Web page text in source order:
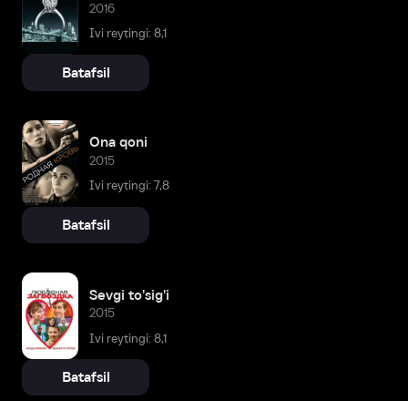
2016
Ivi reytingi: 8,1
Batafsil
Ona qoni
2015
Ivi reytingi: 7,8
Batafsil
Sevgi to'sig'i
2015
Ivi reytingi: 8,1
Batafsil